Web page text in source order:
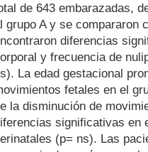
de 643 embarazadas,
grupo A y se compararon
diferencias
y frecuencia de
La edad gestacional
fetales en el
la disminución de
significativas en
(p= ns). Las